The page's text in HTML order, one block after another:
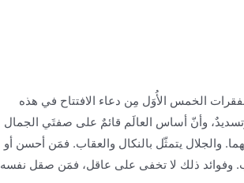
الخمس الأُوَل مِن دعاء الافتتاح في هذه
وأنّ أساس العالَم قائمٌ على صفتَي الجمال
والجلال يتمثّل بالنكال والعقاب. فمَن أحسن أو
وفوائد ذلك لا تخفى على عاقل، فمَن صقل نفسه